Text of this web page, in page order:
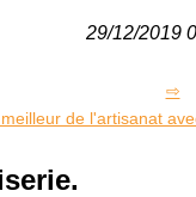
29/12/2019
de l'artisanat